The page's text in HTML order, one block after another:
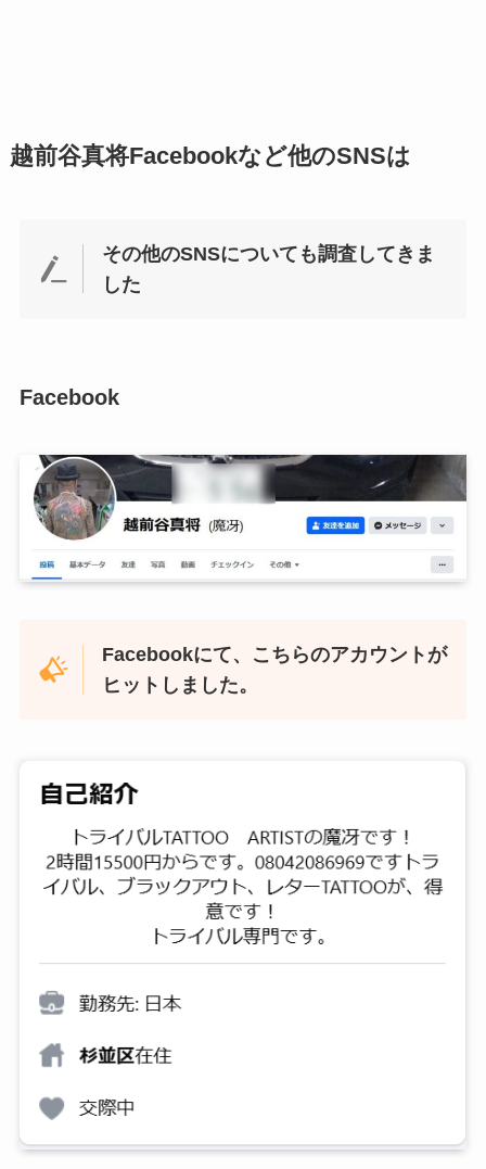
越前谷真将Facebookなど他のSNSは
その他のSNSについても調査してきま
した
Facebook
Facebookにて、こちらのアカウントが
ヒットしました。